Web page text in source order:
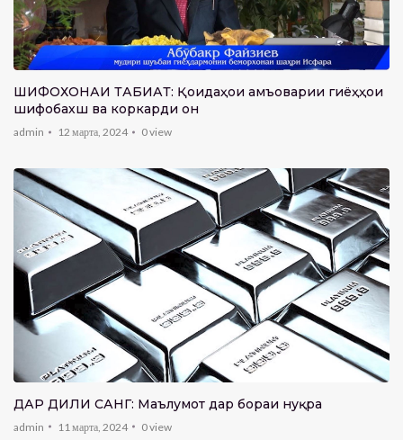
ШИФОХОНАИ ТАБИАТ: Қоидаҳои ҷамъоварии гиёҳҳои
шифобахш ва коркарди он
admin 12 марта, 2024 0view
ДАР ДИЛИ САНГ: Маълумот дар бораи нуқра
admin 11 марта, 2024 0view